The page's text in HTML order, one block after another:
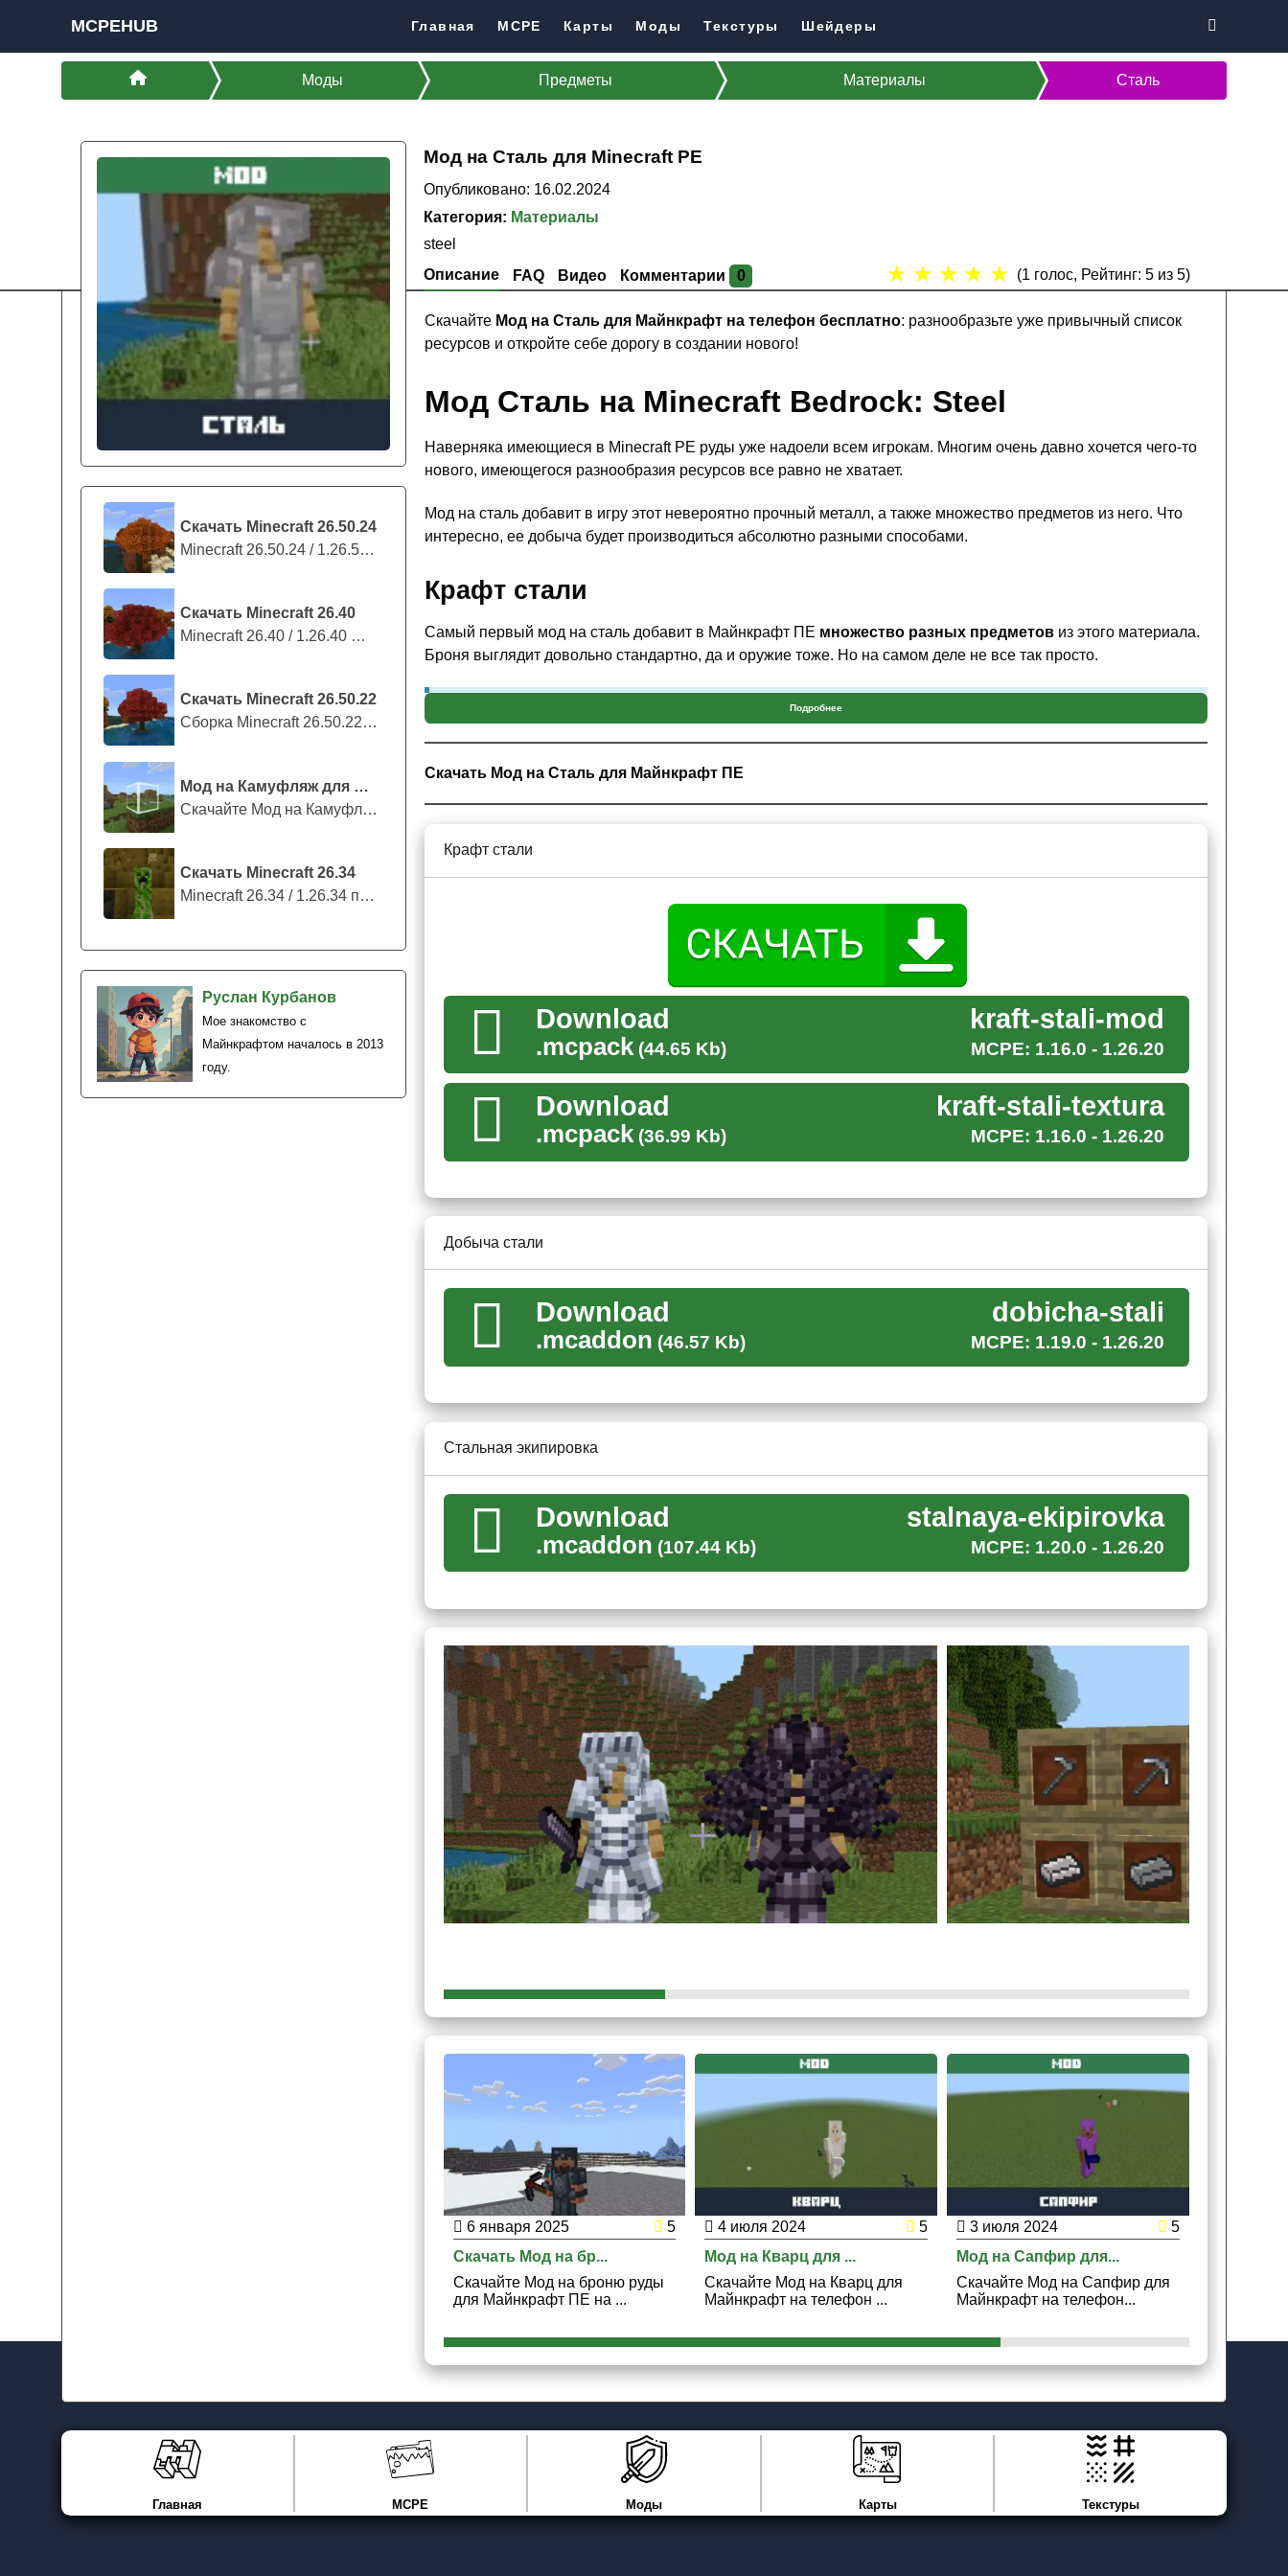
MCPEHUB Главная MCPE Карты Моды Текстуры Шейдеры
Моды Предметы Материалы Сталь
Мод на Сталь для Minecraft PE
Опубликовано: 16.02.2024
Категория: Материалы
steel
Описание
FAQ Видео Комментарии 0 ★ ★ ★ ★ ★ (1 голос, Рейтинг: 5из 5)
Скачать Minecraft 26.50.24
Minecraft 26.50.24 / 1.26.50.24 предс...
Скачать Minecraft 26.40
Minecraft 26.40 / 1.26.40 — стабильны...
Скачать Minecraft 26.50.22
Сборка Minecraft 26.50.22 / 1.26.50.2...
Мод на Камуфляж для Майнкрафт ПЕ
Скачайте Мод на Камуфляж на Майнкрафт...
Скачать Minecraft 26.34
Minecraft 26.34 / 1.26.34 представляе...
Руслан Курбанов
Мое знакомство с
Майнкрафтом началось в 2013
году.
Скачайте Мод на Сталь для Майнкрафт на телефон бесплатно: разнообразьте уже привычный список
ресурсов и откройте себе дорогу в создании нового!
Мод Сталь на Minecraft Bedrock: Steel
Наверняка имеющиеся в Minecraft PE руды уже надоели всем игрокам. Многим очень давно хочется чего-то
нового, имеющегося разнообразия ресурсов все равно не хватает.
Мод на сталь добавит в игру этот невероятно прочный металл, а также множество предметов из него. Что
интересно, ее добыча будет производиться абсолютно разными способами.
Крафт стали
Самый первый мод на сталь добавит в Майнкрафт ПЕ множество разных предметов из этого материала.
Броня выглядит довольно стандартно, да и оружие тоже. Но на самом деле не все так просто.
Для того чтобы скрафтить стальное оружие, необходима стальная палочка, вместо стандартной
деревянной.
Помимо этого, мод на сталь сделан так мудрено, что самметалл тоже необходимо крафтить. Найти этот
стали производится следующим образом:
переплавляем этот самый слиток в печи и получаем слиток нового металла.
Этот мод на сталь гораздо проще предыдущего, ведь на этот раз заморачиваться с созданием не придется.
Руду теперь можно спокойно добыть в пещерах
Конечно же, не обойдется безновой брони и нового оружия. Доспехи, которые добавит мод на сталь, в этот
раз выглядят очень стильно и необычно. Таким снаряжением наверняка хотел бы похвастаться любой
пользователь перед своими друзьями.
Стальная экипировка
Последний мод на сталь отличился
для Minecraft PE. Вся эта стальная
экипировка больше напоминает рыцарскую, так что можно смело устраивать реконструкции исторических
сражений.
Но пользователям стоит учитывать, что для крафта всего этого потребуетсяспециальный верстак.
Подробнее
Скачать Мод на Сталь для Майнкрафт ПЕ
Крафт стали
Download
.mcpack(44.65 Kb)
kraft-stali-mod
MCPE: 1.16.0 - 1.26.20
Download
.mcpack(36.99 Kb)
kraft-stali-textura
MCPE: 1.16.0 - 1.26.20
Добыча стали
Download
.mcaddon (46.57 Kb)
dobicha-stali
MCPE: 1.19.0 - 1.26.20
Стальная экипировка
Download
.mcaddon (107.44 Kb)
stalnaya-ekipirovka
MCPE: 1.20.0 - 1.26.20
6 января 2025
5
Скачать Мод на бр...
Скачайте Мод на броню руды
для Майнкрафт ПЕ на ...
4 июля 2024
5
Мод на Кварц для ...
Скачайте Мод на Кварц для
Майнкрафт на телефон ...
3 июля 2024
5
Мод на Сапфир для...
Скачайте Мод на Сапфир для
Майнкрафт на телефон...
Главная MCPE Моды Карты Текстуры